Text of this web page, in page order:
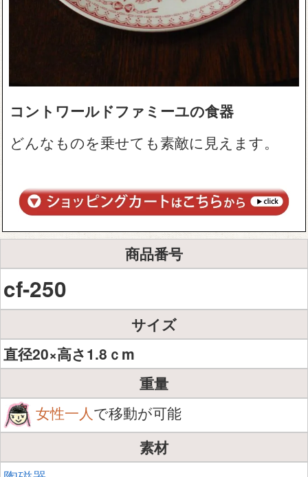
コントワールドファミーユの食器
どんなものを乗せても素敵に見えます。
商品番号
cf-250
サイズ
直径20×高さ1.8ｃm
重量
女性一人で移動が可能
素材